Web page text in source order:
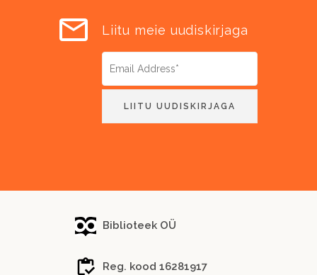
Liitu meie uudiskirjaga
Biblioteek OÜ
Reg. kood 16281917